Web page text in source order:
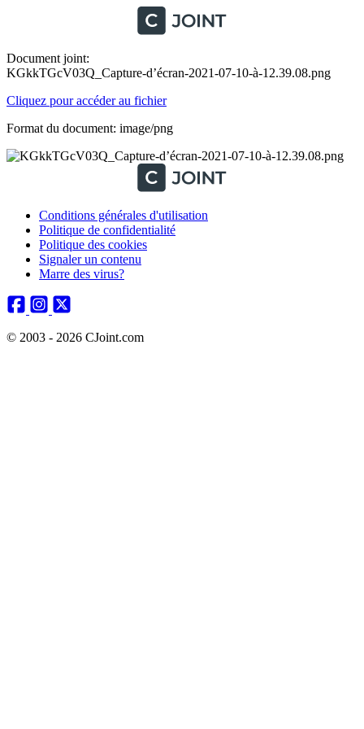
Document joint:
KGkkTGcV03Q_Capture-d’écran-2021-07-10-à-12.39.08.png
Cliquez pour accéder au fichier
Format du document: image/png
Conditions générales d'utilisation
Politique de confidentialité
Politique des cookies
Signaler un contenu
Marre des virus?
© 2003 - 2026 CJoint.com